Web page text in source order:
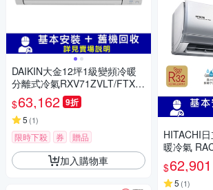
DAIKIN大金12坪1級變頻冷暖
分離式冷氣RXV71ZVLT/FTXV
71ZVLT大關Z系列
$63,162 9折
5 (1)
限時下殺 券 贈品
加入購物車
HITACHI
暖冷氣
1 頂級
$62,901
5 (1)